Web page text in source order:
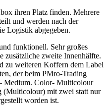
ihren Platz finden. Mehrere
und werden nach der
Logistik abgegeben.
funktionell. Sehr großes
zusätzliche zweite Innenhälfte.
zu weiteren Koffern dem Label
der beim PMro-Trading
Medium. Color- Multicolour
(Multicolour) mit zwei statt nur
worden ist.